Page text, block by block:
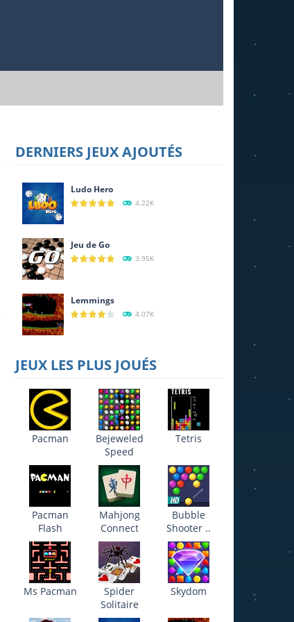
DERNIERS JEUX AJOUTÉS
Ludo Hero
4.22K
Jeu de Go
3.95K
Lemmings
4.07K
JEUX LES PLUS JOUÉS
Pacman
Bejeweled
Speed
Tetris
Pacman
Flash
Mahjong
Connect
Bubble
Shooter ..
Ms Pacman
Spider
Solitaire
Skydom